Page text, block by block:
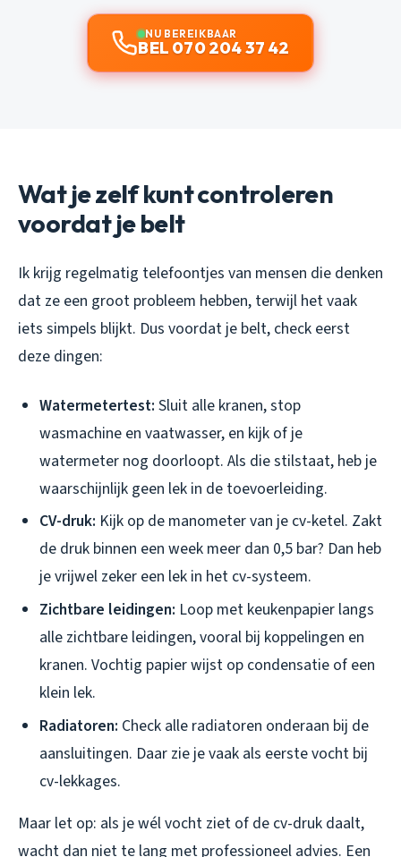
NU BEREIKBAAR
BEL 070 204 37 42
Wat je zelf kunt controleren
voordat je belt
Ik krijg regelmatig telefoontjes van mensen die denken
dat ze een groot probleem hebben, terwijl het vaak
iets simpels blijkt. Dus voordat je belt, check eerst
deze dingen:
Watermetertest: Sluit alle kranen, stop
wasmachine en vaatwasser, en kijk of je
watermeter nog doorloopt. Als die stilstaat, heb je
waarschijnlijk geen lek in de toevoerleiding.
CV-druk: Kijk op de manometer van je cv-ketel. Zakt
de druk binnen een week meer dan 0,5 bar? Dan heb
je vrijwel zeker een lek in het cv-systeem.
Zichtbare leidingen: Loop met keukenpapier langs
alle zichtbare leidingen, vooral bij koppelingen en
kranen. Vochtig papier wijst op condensatie of een
klein lek.
Radiatoren: Check alle radiatoren onderaan bij de
aansluitingen. Daar zie je vaak als eerste vocht bij
cv-lekkages.
Maar let op: als je wél vocht ziet of de cv-druk daalt,
wacht dan niet te lang met professioneel advies. Een